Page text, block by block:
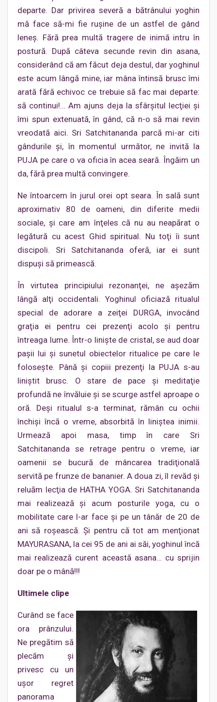
departe. Dar privirea severă a bătrânului yoghin
mă face să-mi fie ruşine de un astfel de gând
leneş. Fără prea multă tragere de inimă intru în
postură. După câteva secunde revin din asana,
considerând că am făcut deja destul, dar yoghinul
este acum lângă mine, iar mâna întinsă brusc îmi
arată fără echivoc ce trebuie să fac mai departe:
să continui!… Am ajuns deja la sfârşitul lecţiei şi
îmi spun extenuată, în gând, că n-o să mai revin
vreodată aici. Sri Satchitananda parcă mi-ar citi
gândurile şi, în momentul următor, ne invită la
PUJA pe care o va oficia în acea seară. Îngăim un
da, fără prea multă convingere.
Ne întoarcem în jurul orei opt seara. În sală sunt
aproximativ 80 de oameni, din diferite medii
sociale, şi care am înţeles că nu au neapărat o
legătură cu acest Ghid spiritual. Nu toţi îi sunt
discipoli. Sri Satchitananda oferă, iar ei sunt
dispuşi să primească.
În virtutea principiului rezonanţei, ne aşezăm
lângă alţi occidentali. Yoghinul oficiază ritualul
special de adorare a zeiţei DURGA, invocând
graţia ei pentru cei prezenţi acolo şi pentru
întreaga lume. Într-o linişte de cristal, se aud doar
paşii lui şi sunetul obiectelor ritualice pe care le
foloseşte. Până şi copiii prezenţi la PUJA s-au
liniştit brusc. O stare de pace şi meditaţie
profundă ne învăluie şi se scurge astfel aproape o
oră. Deşi ritualul s-a terminat, rămân cu ochii
închişi încă o vreme, absorbită în liniştea inimii.
Urmează apoi masa, timp în care Sri
Satchitananda se retrage pentru o vreme, iar
oamenii se bucură de mâncarea tradiţională
servită pe frunze de bananier. A doua zi, îl revăd şi
reluăm lecţia de HATHA YOGA. Sri Satchitananda
mai realizează şi acum posturile yoga, cu o
mobilitate care l-ar face şi pe un tânăr de 20 de
ani să roşească. Şi pentru că tot am menţionat
MAYURASANA, la cei 95 de ani ai săi, yoghinul încă
mai realizează curent această asana… cu sprijin
doar pe o mână!!!
Ultimele clipe
Curând se face
ora prânzului.
Ne pregătim să
plecăm şi
privesc cu un
uşor regret
panorama